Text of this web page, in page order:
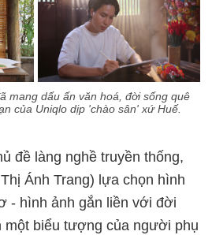
mang dấu ấn văn hoá, đời sống quê
của Uniqlo dịp 'chào sân' xứ Huế.
đề làng nghề truyền thống,
Ánh Trang) lựa chọn hình
- hình ảnh gắn liền với đời
một biểu tượng của người phụ